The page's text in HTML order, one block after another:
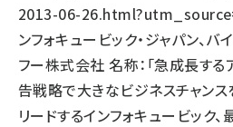
2013-06-
ンフォキュービック・ジャパン、
フー株式会社 名称：「急成長す
告戦略で大きなビジネスチャン
リードするインフォキュービック